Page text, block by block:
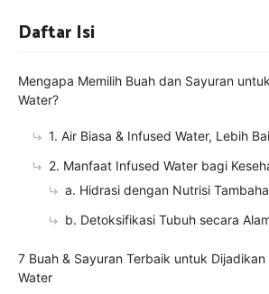
Daftar Isi
Mengapa Memilih Buah dan Sayuran
Water?
1. Air Biasa & Infused Water, Lebih
2. Manfaat Infused Water bagi
a. Hidrasi dengan Nutrisi
b. Detoksifikasi Tubuh secara
7 Buah & Sayuran Terbaik untuk Dijadikan
Water